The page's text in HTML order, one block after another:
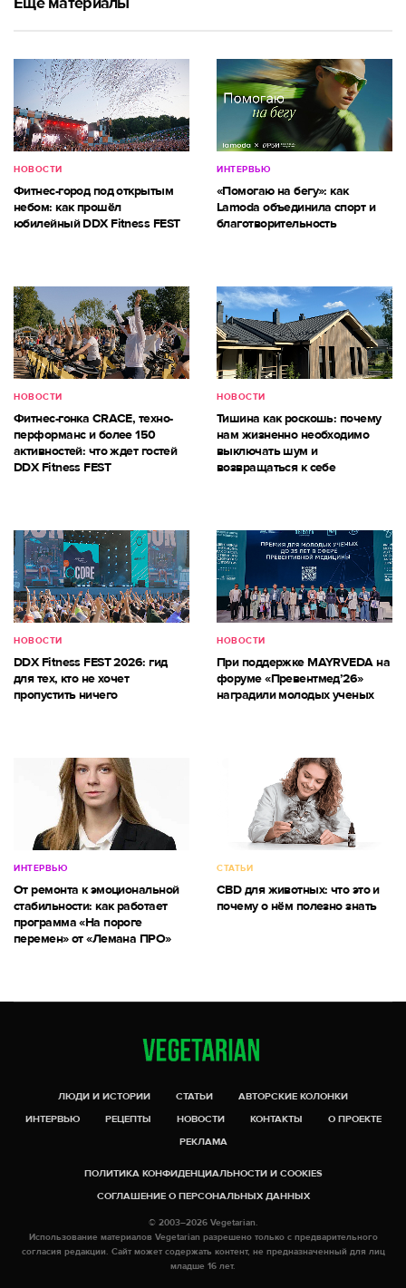
НОВОСТИ
Фитнес-город под открытым
небом: как прошёл
юбилейный DDX Fitness FEST
ИНТЕРВЬЮ
«Помогаю на бегу»: как
Lamoda объединила спорт и
благотворительность
НОВОСТИ
Фитнес-гонка CRACE, техно-
перформанс и более 150
активностей: что ждет гостей
DDX Fitness FEST
НОВОСТИ
Тишина как роскошь: почему
нам жизненно необходимо
выключать шум и
возвращаться к себе
НОВОСТИ
DDX Fitness FEST 2026: гид
для тех, кто не хочет
пропустить ничего
НОВОСТИ
При поддержке MAYRVEDA на
форуме «Превентмед’26»
наградили молодых ученых
ИНТЕРВЬЮ
От ремонта к эмоциональной
стабильности: как работает
программа «На пороге
перемен» от «Лемана ПРО»
СТАТЬИ
CBD для животных: что это и
почему о нём полезно знать
ЛЮДИ И ИСТОРИИ СТАТЬИ
АВТОРСКИЕ КОЛОНКИ
ИНТЕРВЬЮ
РЕЦЕПТЫ НОВОСТИ КОНТАКТЫ
О ПРОЕКТЕ
РЕКЛАМА
ПОЛИТИКА КОНФИДЕНЦИАЛЬНОСТИ И COOKIES
СОГЛАШЕНИЕ О ПЕРСОНАЛЬНЫХ ДАННЫХ
© 2003–2026 Vegetarian.
Использование материалов Vegetarian разрешено только с предварительного
согласия редакции. Сайт может содержать контент, не предназначенный для лиц
младше 16 лет.